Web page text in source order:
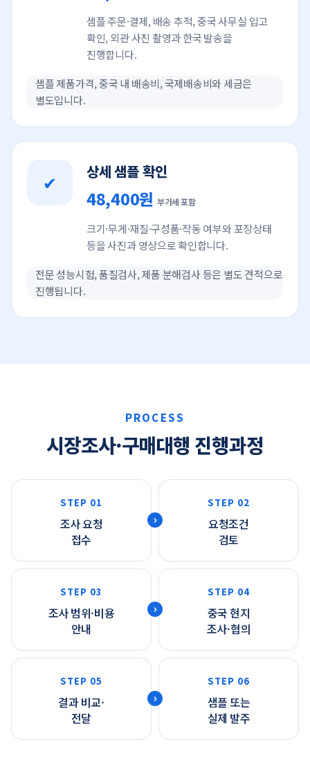
샘플 주문·결제, 배송 추적, 중국 사무실 입고
확인, 외관 사진 촬영과 한국 발송을
진행합니다.
샘플 제품가격, 중국 내 배송비, 국제배송비와 세금은
별도입니다.
✔ 상세 샘플 확인
48,400원 부가세 포함
크기·무게·재질·구성품·작동 여부와 포장상태
등을 사진과 영상으로 확인합니다.
전문 성능시험, 품질검사, 제품 분해검사 등은 별도 견적으로
진행됩니다.
PROCESS
시장조사·구매대행 진행과정
STEP 01
조사 요청
접수
STEP 02
요청조건
검토
STEP 03
조사 범위·비용
안내
STEP 04
중국 현지
조사·협의
STEP 05
결과 비교·
전달
STEP 06
샘플 또는
실제 발주